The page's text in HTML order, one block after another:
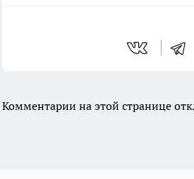
Комментарии на этой странице